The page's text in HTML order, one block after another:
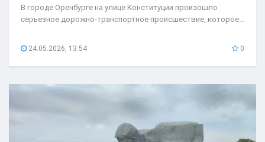
В городе Оренбурге на улице Конституции произошло
серьезное дорожно-транспортное происшествие, которое...
24.05.2026, 13:54 0